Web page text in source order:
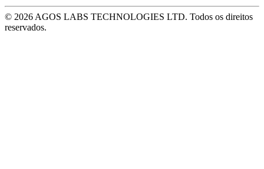
© 2026 AGOS LABS TECHNOLOGIES LTD. Todos os direitos
reservados.